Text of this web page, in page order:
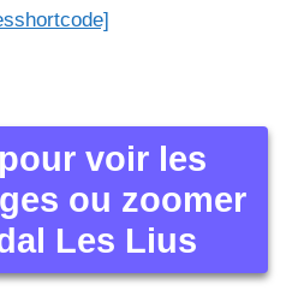
voir les
ou zoomer
Les Lius